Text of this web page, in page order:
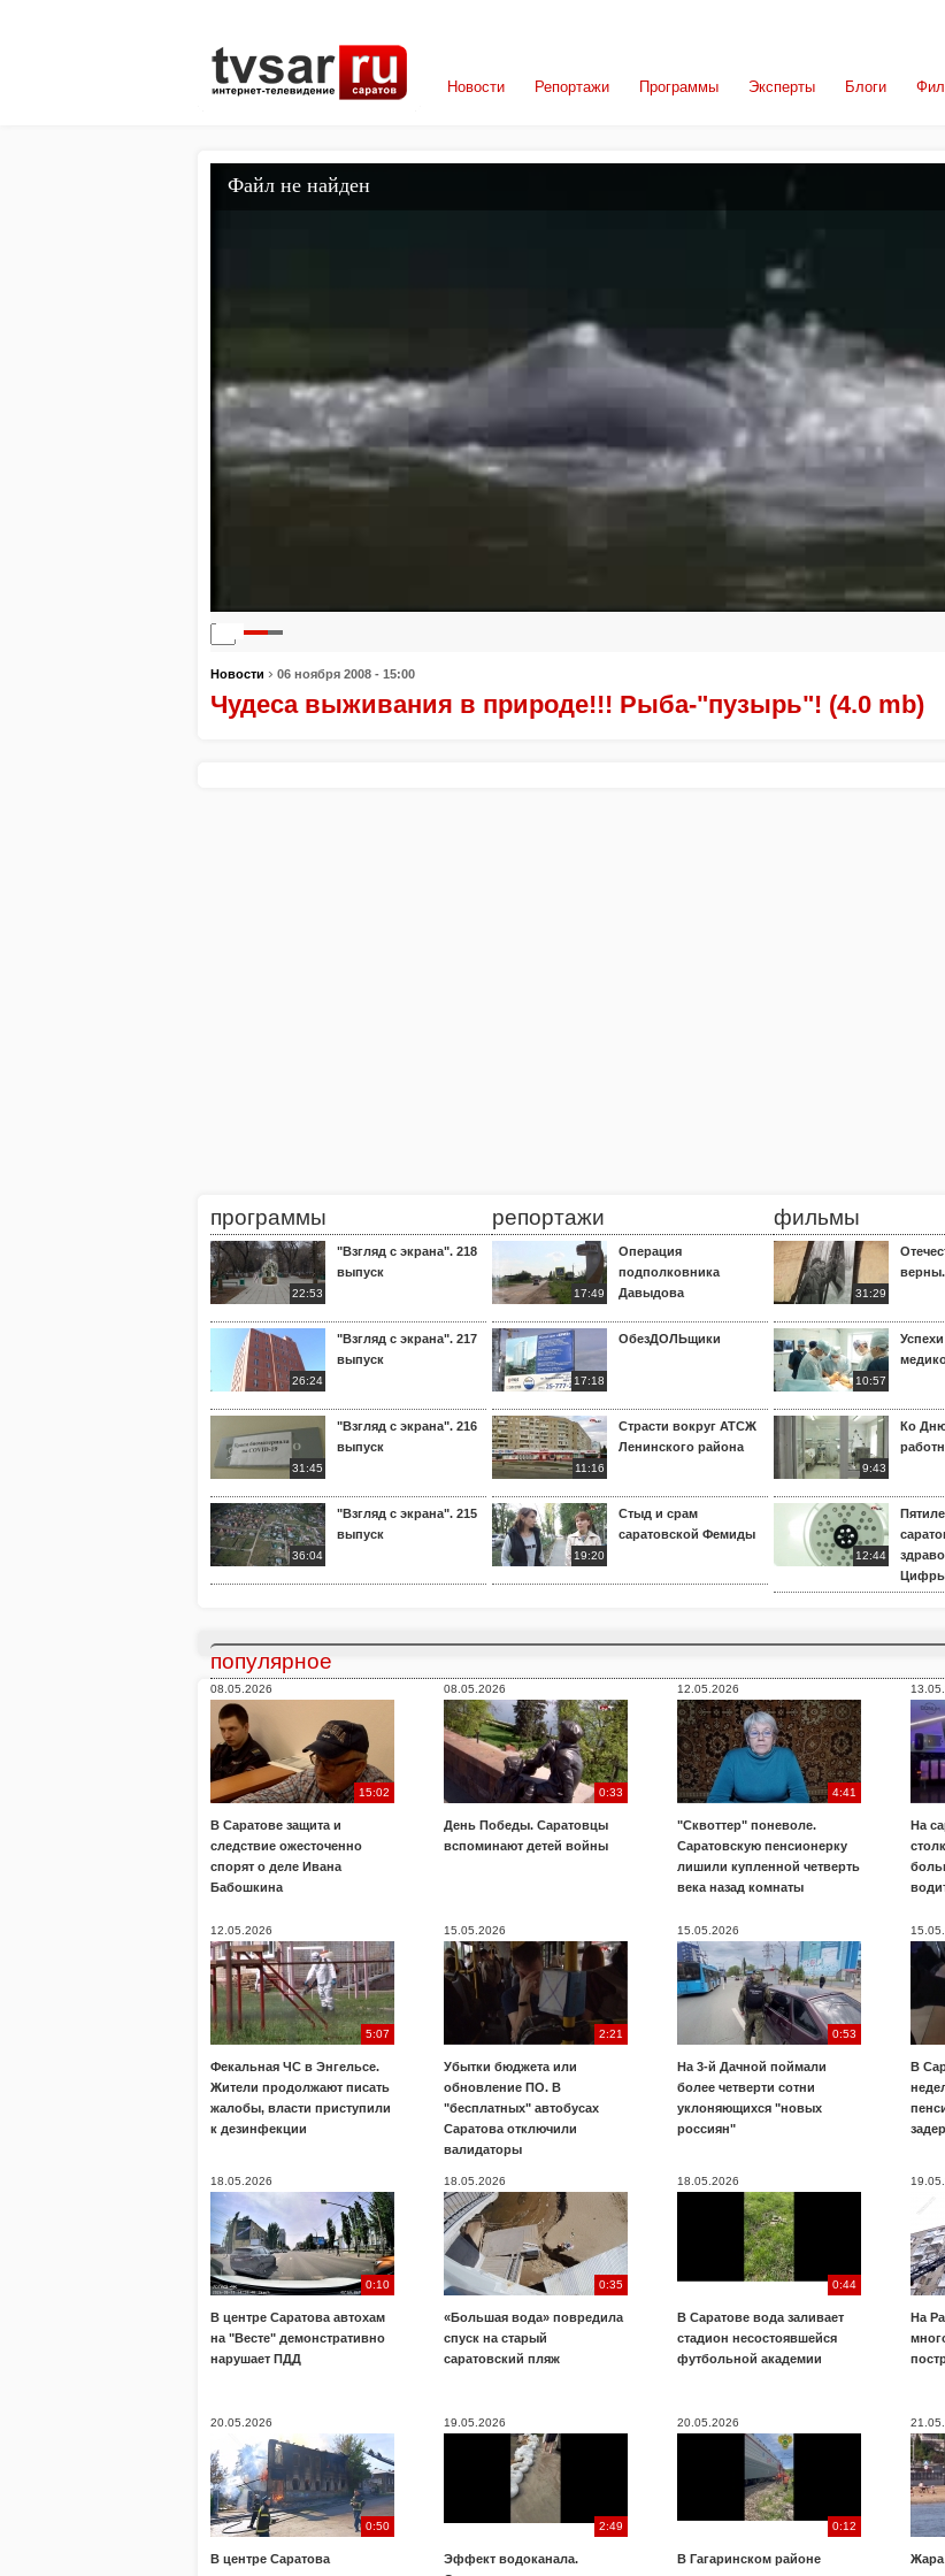
Новости Репортажи Программы Эксперты Блоги
Файл не найден
Новости › 06 ноября 2008 - 15:00
Чудеса выживания в природе!!! Рыба-"пузырь"! (4.0 mb)
программы
22:53
"Взгляд с экрана". 218
выпуск
26:24
"Взгляд с экрана". 217
выпуск
31:45
"Взгляд с экрана". 216
выпуск
36:04
"Взгляд с экрана". 215
выпуск
репортажи
17:49
Операция
подполковника
Давыдова
17:18
ОбезДОЛЬщики
11:16
Страсти вокруг АТСЖ
Ленинского района
19:20
Стыд и срам
саратовской Фемиды
фильмы
31:29
10:57
9:43
Ко
12:44
популярное
08.05.2026
15:02
В Саратове защита и
следствие ожесточенно
спорят о деле Ивана
Бабошкина
08.05.2026
0:33
День Победы. Саратовцы
вспоминают детей войны
12.05.2026
4:41
"Сквоттер" поневоле.
Саратовскую пенсионерку
лишили купленной четверть
века назад комнаты
На
12.05.2026
5:07
Фекальная ЧС в Энгельсе.
Жители продолжают писать
жалобы, власти приступили
к дезинфекции
15.05.2026
2:21
Убытки бюджета или
обновление ПО. В
"бесплатных" автобусах
Саратова отключили
валидаторы
15.05.2026
0:53
На 3-й Дачной поймали
более четверти сотни
уклоняющихся "новых
россиян"
В
18.05.2026
0:10
В центре Саратова автохам
на "Весте" демонстративно
нарушает ПДД
18.05.2026
0:35
«Большая вода» повредила
спуск на старый
саратовский пляж
18.05.2026
0:44
В Саратове вода заливает
стадион несостоявшейся
футбольной академии
На
20.05.2026
0:50
В центре Саратова
19.05.2026
2:49
Эффект водоканала.
20.05.2026
0:12
В Гагаринском районе
Жара